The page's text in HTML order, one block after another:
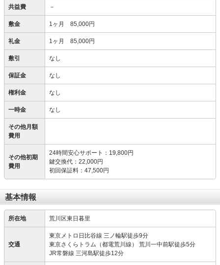
共益費 －
敷金 1ヶ月 85,000円
礼金 1ヶ月 85,000円
敷引 なし
保証金 なし
権利金 なし
一時金 なし
その他月額
費用
その他初期
費用
24時間安心サポート ： 19,800円
鍵交換代 ： 22,000円
初回保証料 ： 47,500円
基本情報
所在地 荒川区東日暮里
交通
東京メトロ日比谷線 三ノ輪駅徒歩9分
東京さくらトラム（都電荒川線） 荒川一中前駅徒歩5分
JR常磐線 三河島駅徒歩12分